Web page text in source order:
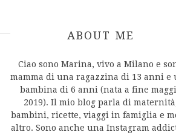
ABOUT AUTHOR
ABOUT ME
Ciao sono Marina, vivo a Milano e
mamma di una ragazzina di 13 anni e
bambina di 6 anni (nata a fine
2019). Il mio blog parla di
bambini, ricette, viaggi in famiglia e
altro. Sono anche una Instagram